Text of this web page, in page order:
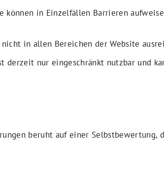
können in Einzelfällen Barrieren
in allen Bereichen der Website
derzeit nur eingeschränkt nutzbar und
beruht auf einer